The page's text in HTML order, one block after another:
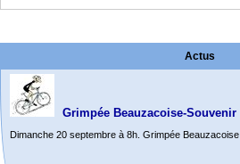
Actus
Grimpée Beauzacoise-
Dimanche 20 septembre à 8h. Grimpée Beauzacoise